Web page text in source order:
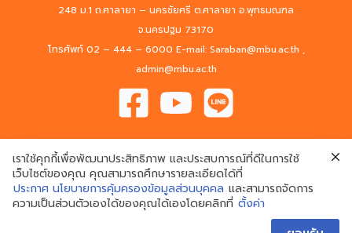
248 ม.1 ถ.ศาลายา – นครชัยศรี ต.ศาลายา อ.พุทธมณฑล
จ.นครปฐม 73170
โทรศัพท์ 02 – 444 – 6000 E-mail: Saraban@mbu.ac.th ,
admin@mbu.ac.th
© 2020 Mahamakut Buddhist University. All Rights Reserved.
เราใช้คุกกี้เพื่อพัฒนาประสิทธิภาพ และประสบการณ์ที่ดีในการใช้
เว็บไซต์ของคุณ คุณสามารถศึกษารายละเอียดได้ที่
ประกาศ นโยบายการคุ้มครองข้อมูลส่วนบุคคล และสามารถจัดการ
ความเป็นส่วนตัวเองได้ของคุณได้เองโดยคลิกที่ ตั้งค่า